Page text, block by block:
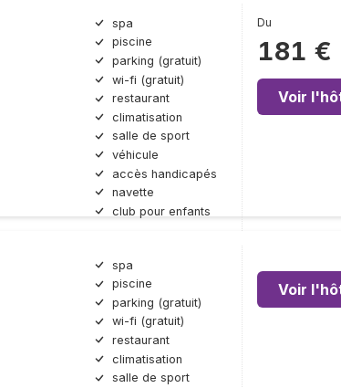
spa
piscine
parking (gratuit)
wi-fi (gratuit)
restaurant
climatisation
salle de sport
véhicule
accès handicapés
navette
club pour enfants
Du
181 €
Voir
spa
piscine
parking (gratuit)
wi-fi (gratuit)
restaurant
climatisation
salle de sport
Voir